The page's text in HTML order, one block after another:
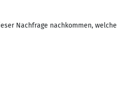
Nachfrage nachkommen, welche